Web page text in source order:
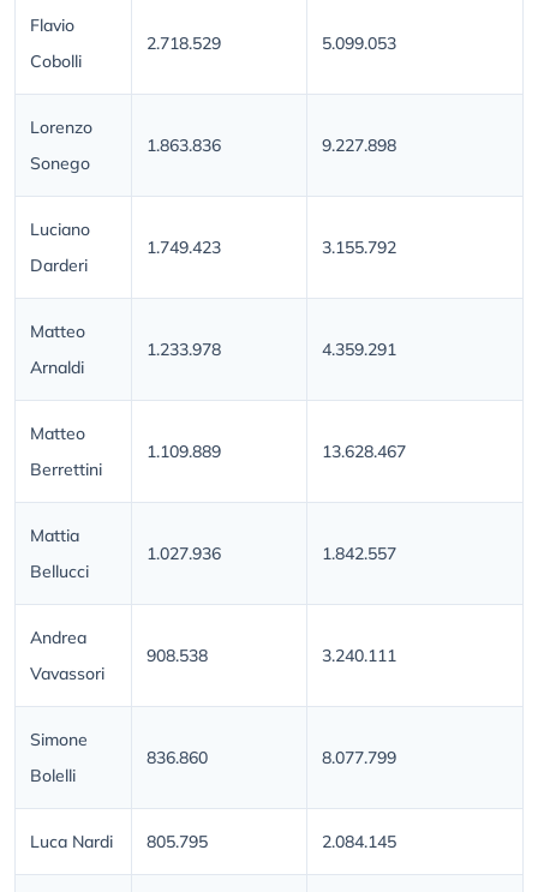
Flavio
Cobolli
2.718.529 5.099.053
Lorenzo
Sonego
1.863.836 9.227.898
Luciano
Darderi
1.749.423 3.155.792
Matteo
Arnaldi
1.233.978 4.359.291
Matteo
Berrettini
1.109.889 13.628.467
Mattia
Bellucci
1.027.936 1.842.557
Andrea
Vavassori
908.538 3.240.111
Simone
Bolelli
836.860 8.077.799
Luca Nardi 805.795 2.084.145